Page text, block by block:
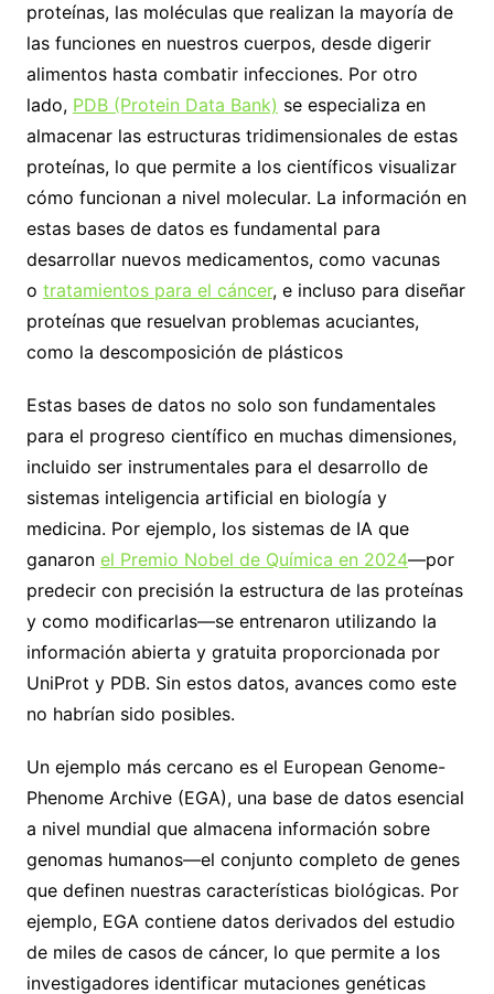
proteínas, las moléculas que realizan la mayoría de
las funciones en nuestros cuerpos, desde digerir
alimentos hasta combatir infecciones. Por otro
lado, PDB (Protein Data Bank) se especializa en
almacenar las estructuras tridimensionales de estas
proteínas, lo que permite a los científicos visualizar
cómo funcionan a nivel molecular. La información en
estas bases de datos es fundamental para
desarrollar nuevos medicamentos, como vacunas
o tratamientos para el cáncer, e incluso para diseñar
proteínas que resuelvan problemas acuciantes,
como la descomposición de plásticos
Estas bases de datos no solo son fundamentales
para el progreso científico en muchas dimensiones,
incluido ser instrumentales para el desarrollo de
sistemas inteligencia artificial en biología y
medicina. Por ejemplo, los sistemas de IA que
ganaron el Premio Nobel de Química en 2024—por
predecir con precisión la estructura de las proteínas
y como modificarlas—se entrenaron utilizando la
información abierta y gratuita proporcionada por
UniProt y PDB. Sin estos datos, avances como este
no habrían sido posibles.
Un ejemplo más cercano es el European Genome-
Phenome Archive (EGA), una base de datos esencial
a nivel mundial que almacena información sobre
genomas humanos—el conjunto completo de genes
que definen nuestras características biológicas. Por
ejemplo, EGA contiene datos derivados del estudio
de miles de casos de cáncer, lo que permite a los
investigadores identificar mutaciones genéticas